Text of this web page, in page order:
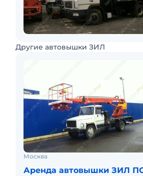
Другие автовышки ЗИЛ
Москва
Аренда автовышки ЗИЛ